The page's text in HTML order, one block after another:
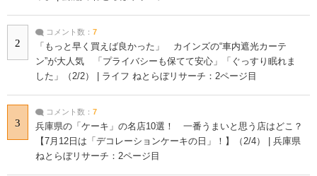
2
コメント数： 7
「もっと早く買えば良かった」 カインズの“車内遮光カーテ
ン”が大人気 「プライバシーも保てて安心」「ぐっすり眠れま
した」（2/2） | ライフ ねとらぼリサーチ：2ページ目
3
コメント数： 7
兵庫県の「ケーキ」の名店10選！ 一番うまいと思う店はどこ？
【7月12日は「デコレーションケーキの日」！】（2/4） | 兵庫県
ねとらぼリサーチ：2ページ目